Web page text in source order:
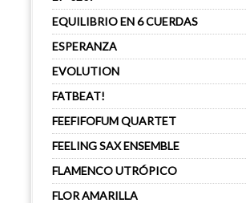
EQUILIBRIO EN 6 CUERDAS
ESPERANZA
EVOLUTION
FATBEAT!
FEEFIFOFUM QUARTET
FEELING SAX ENSEMBLE
FLAMENCO UTRÓPICO
FLOR AMARILLA